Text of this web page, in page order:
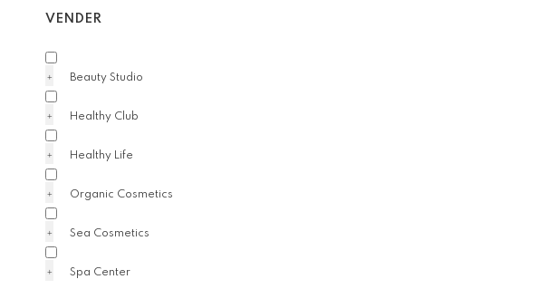
VENDER
Beauty Studio
Healthy Club
Healthy Life
Organic Cosmetics
Sea Cosmetics
Spa Center